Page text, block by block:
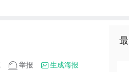
举报 生成海报